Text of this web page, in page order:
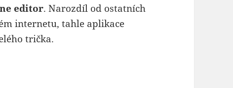
editor. Narozdíl od ostatních
internetu, tahle aplikace
trička.